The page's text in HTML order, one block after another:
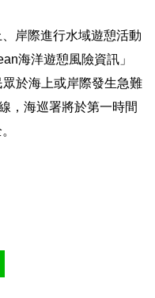
岸際進行水域遊憩活動
海洋遊憩風險資訊」
於海上或岸際發生急難
，海巡署將於第一時間